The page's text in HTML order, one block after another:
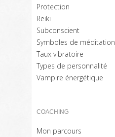
Protection
Reiki
Subconscient
Symboles de méditation
Taux vibratoire
Types de personnalité
Vampire énergétique
COACHING
Mon parcours